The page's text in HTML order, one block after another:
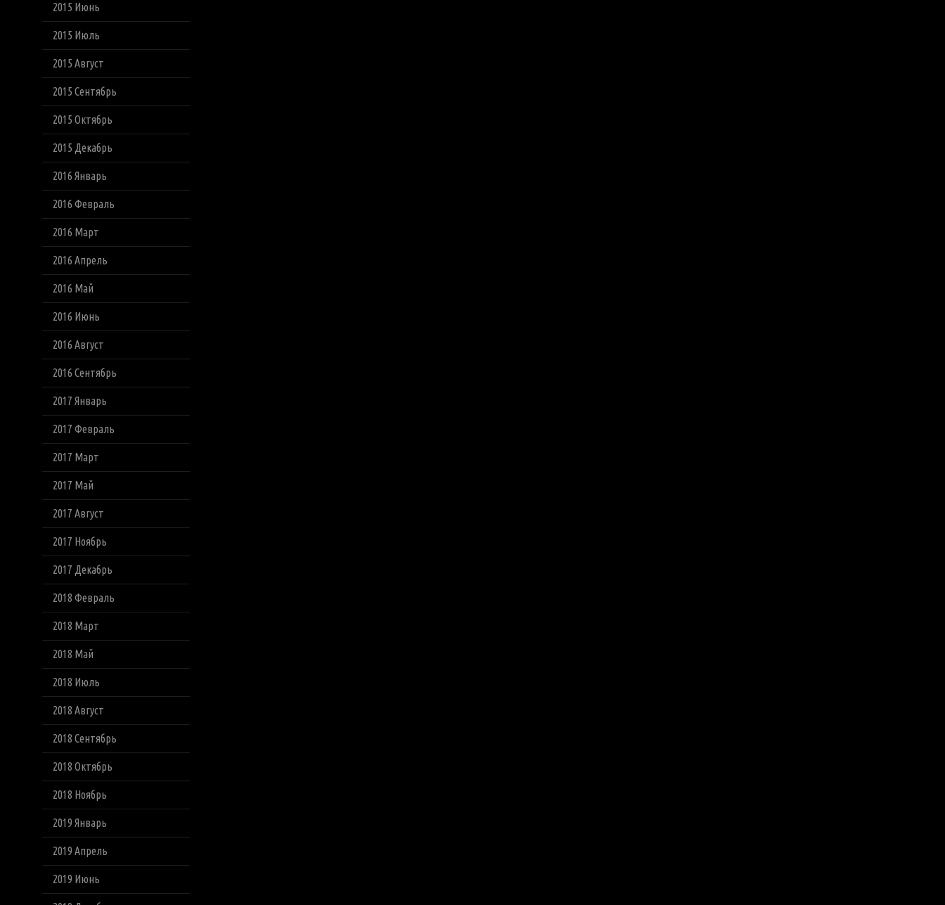
2015 Июнь
2015 Июль
2015 Август
2015 Сентябрь
2015 Октябрь
2015 Декабрь
2016 Январь
2016 Февраль
2016 Март
2016 Апрель
2016 Май
2016 Июнь
2016 Август
2016 Сентябрь
2017 Январь
2017 Февраль
2017 Март
2017 Май
2017 Август
2017 Ноябрь
2017 Декабрь
2018 Февраль
2018 Март
2018 Май
2018 Июль
2018 Август
2018 Сентябрь
2018 Октябрь
2018 Ноябрь
2019 Январь
2019 Апрель
2019 Июнь